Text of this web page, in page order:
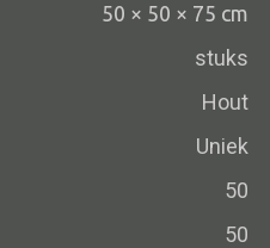
50 × 50 × 75 cm
stuks
Hout
Uniek
50
50